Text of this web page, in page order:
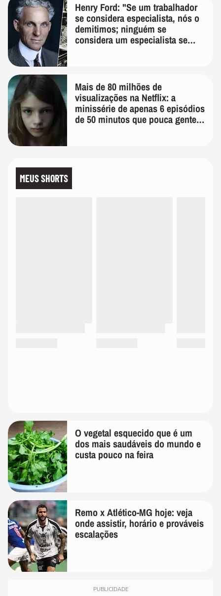
Henry Ford: "Se um trabalhador
se considera especialista, nós o
demitimos; ninguém se
considera um especialista se
Mais de 80 milhões de
visualizações na Netflix: a
minissérie de apenas 6 episódios
de 50 minutos que pouca gente
MEUS SHORTS
O vegetal esquecido que é um
dos mais saudáveis do mundo e
custa pouco na feira
Remo x Atlético-MG hoje: veja
onde assistir, horário e prováveis
escalações
PUBLICIDADE